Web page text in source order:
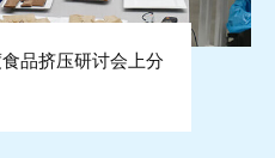
品挤压研讨会上分